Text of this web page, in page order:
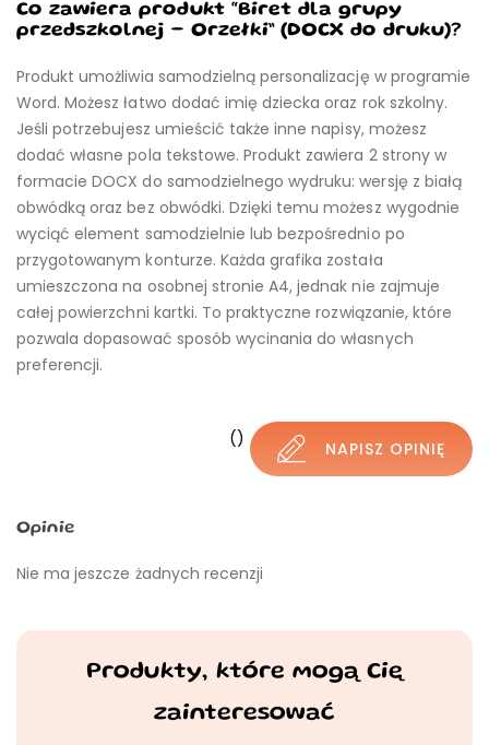
Co zawiera produkt “Biret dla grupy
przedszkolnej – Orzełki” (DOCX do druku)?
Produkt umożliwia samodzielną personalizację w programie
Word. Możesz łatwo dodać imię dziecka oraz rok szkolny.
Jeśli potrzebujesz umieścić także inne napisy, możesz
dodać własne pola tekstowe. Produkt zawiera 2 strony w
formacie DOCX do samodzielnego wydruku: wersję z białą
obwódką oraz bez obwódki. Dzięki temu możesz wygodnie
wyciąć element samodzielnie lub bezpośrednio po
przygotowanym konturze. Każda grafika została
umieszczona na osobnej stronie A4, jednak nie zajmuje
całej powierzchni kartki. To praktyczne rozwiązanie, które
pozwala dopasować sposób wycinania do własnych
preferencji.
() NAPISZ OPINIĘ
Opinie
Nie ma jeszcze żadnych recenzji
Produkty, które mogą Cię
zainteresować